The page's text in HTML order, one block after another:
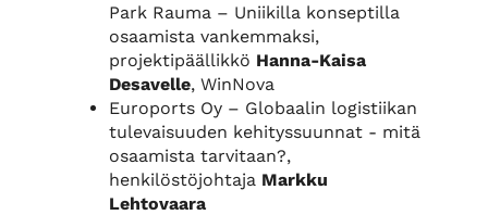
Park Rauma – Uniikilla konseptilla
osaamista vankemmaksi,
projektipäällikkö Hanna-Kaisa
Desavelle, WinNova
Euroports Oy – Globaalin logistiikan
tulevaisuuden kehityssuunnat - mitä
osaamista tarvitaan?,
henkilöstöjohtaja Markku
Lehtovaara